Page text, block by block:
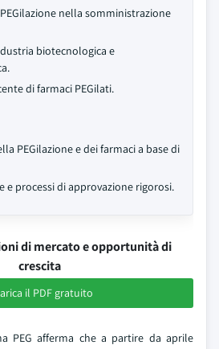
nella somministrazione
biotecnologica e
di farmaci PEGilati.
PEGilazione e dei farmaci a base di
e processi di approvazione rigorosi.
di mercato e opportunità di
crescita
il PDF gratuito
PEG afferma che a partire da aprile